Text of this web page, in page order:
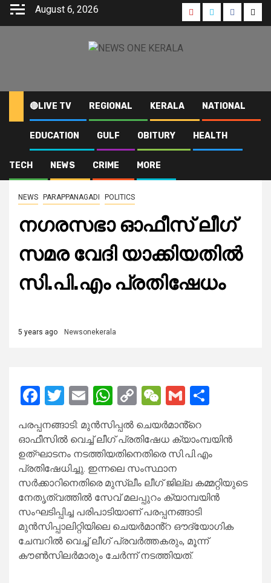
Skip
August 6, 2026 YoutubeInstagramFacebook
🔴LIVE TV REGIONAL KERALA NATIONAL
EDUCATION GULF OBITURY HEALTH
TECH NEWS CRIME MORE
2021 June
17
നഗരസഭാ ഓഫീസ് ലീഗ് സമര വേദി യാക്കിയതിൽ സി.പി.എം
പ്രതിഷേധം
NEWS PARAPPANAGADI POLITICS
നഗരസഭാ ഓഫീസ് ലീഗ്
സമര വേദി യാക്കിയതിൽ
സി.പി.എം പ്രതിഷേധം
5 years ago Newsonekerala
Facebook
Twitter
EmailWhatsApp
Copy
Link
WeChat
Gmail
പരപ്പനങ്ങാടി: മുൻസിപ്പൽ ചെയർമാൻ്റെ
ഓഫീസിൽ വെച്ച് ലീഗ് പ്രതിഷേധ ക്യാംമ്പയിൻ
ഉത്ഘാടനം നടത്തിയതിനെതിരെ സി.പി.എം
പ്രതിഷേധിച്ചു. ഇന്നലെ സംസ്ഥാന
സർക്കാറിനെതിരെ മുസ്ലീം ലീഗ് ജില്ല കമ്മറ്റിയുടെ
നേതൃത്വത്തിൽ സേവ് മലപ്പുറം ക്യാമ്പയിൻ
സംഘടിപ്പിച്ച പരിപാടിയാണ് പരപ്പനങ്ങാടി
മുൻസിപ്പാലിറ്റിയിലെ ചെയർമാൻ്റ ഔദ്യോഗിക
ചേമ്പറിൽ വെച്ച് ലീഗ് പ്രവർത്തകരും, മൂന്ന്
കൗൺസിലർമാരും ചേർന്ന് നടത്തിയത്.